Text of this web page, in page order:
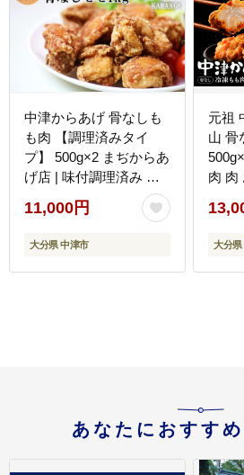
中津からあげ 骨なしも
も肉 【調理済みタイ
プ】 500g×2 まぢからあ
げ店 | 味付調理済み 冷
凍便 国産鶏使用 鶏肉 中
津からあげ 唐揚げ から
あげ から揚げ レンジ 冷
お惣菜 おつまみ 大分県
11,000円
大分県 中津市
元祖
山 骨
肉 肉
調
げ か
凍
まみ
大分県
あなたにおすす